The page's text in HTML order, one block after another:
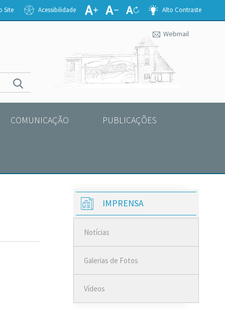
Site Acessibilidade Alto Contraste
Webmail
COMUNICAÇÃO PUBLICAÇÕES
IMPRENSA
Notícias
Galerias de Fotos
Vídeos